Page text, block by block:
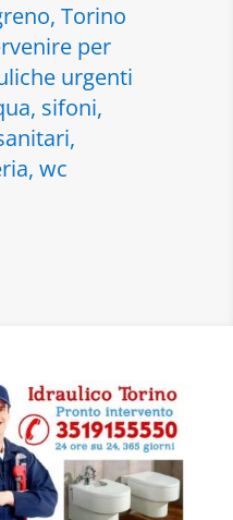
Torino
per
urgenti
sifoni,
wc